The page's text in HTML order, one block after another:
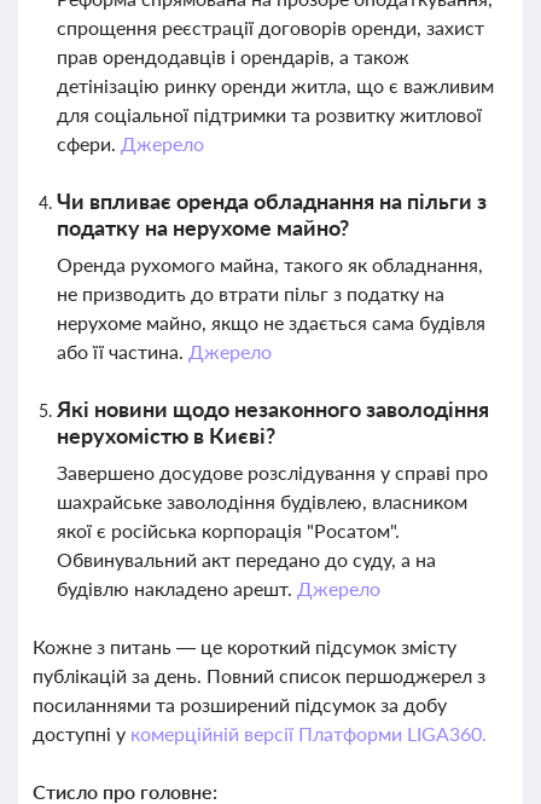
спрощення реєстрації договорів оренди, захист
прав орендодавців і орендарів, а також
детінізацію ринку оренди житла, що є важливим
для соціальної підтримки та розвитку житлової
сфери. Джерело
Чи впливає оренда обладнання на пільги з
податку на нерухоме майно?
Оренда рухомого майна, такого як обладнання,
не призводить до втрати пільг з податку на
нерухоме майно, якщо не здається сама будівля
або її частина. Джерело
Які новини щодо незаконного заволодіння
нерухомістю в Києві?
Завершено досудове розслідування у справі про
шахрайське заволодіння будівлею, власником
якої є російська корпорація "Росатом".
Обвинувальний акт передано до суду, а на
будівлю накладено арешт. Джерело
Кожне з питань — це короткий підсумок змісту
публікацій за день. Повний список першоджерел з
посиланнями та розширений підсумок за добу
доступні у комерційній версії Платформи LIGA360.
Стисло про головне: